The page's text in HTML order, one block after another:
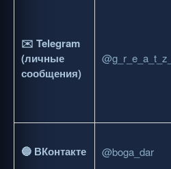
✉️ Telegram
(личные
сообщения)
🔵 ВКонтакте @boga_dar